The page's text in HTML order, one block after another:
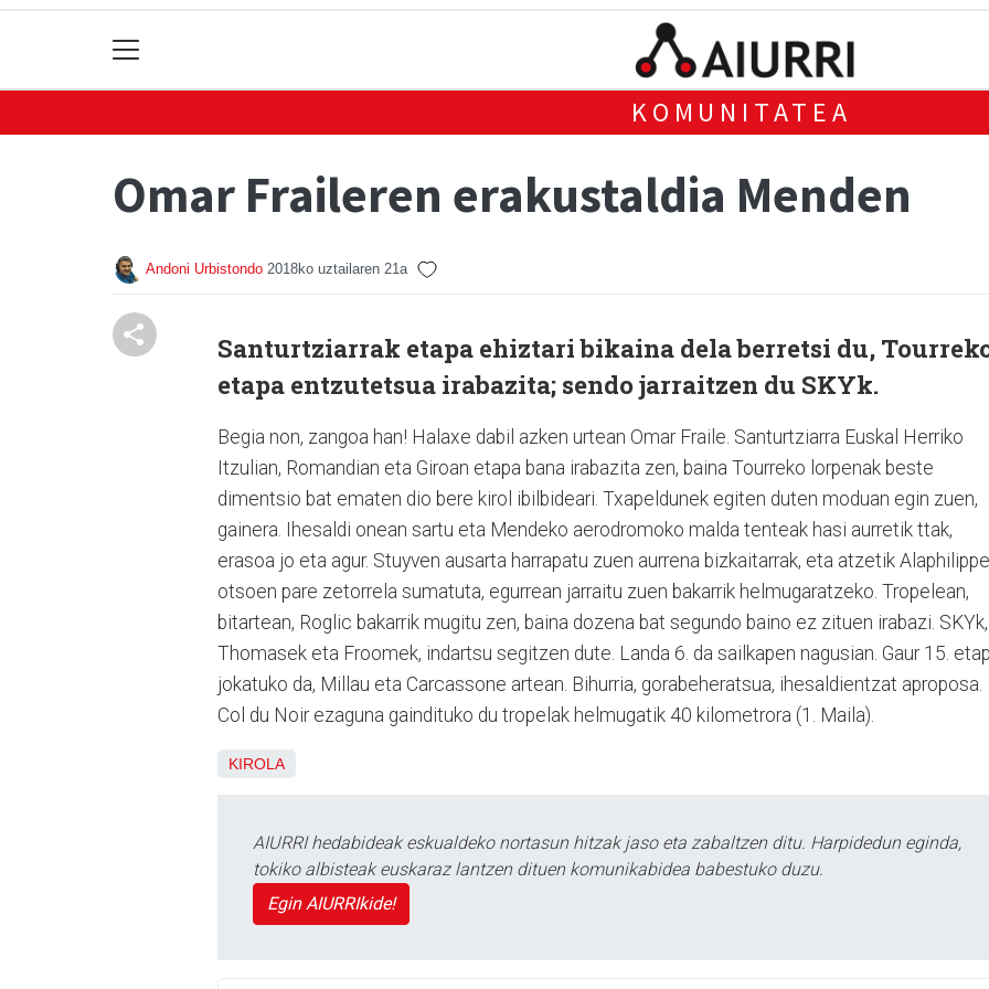
KOMUNITATEA
Omar Fraileren erakustaldia Menden
Andoni Urbistondo 2018ko uztailaren 21a
Santurtziarrak etapa ehiztari bikaina dela berretsi du,
etapa entzutetsua irabazita; sendo jarraitzen du SKYk.
Begia non, zangoa han! Halaxe dabil azken urtean Omar Fraile. Santurtziarra Euskal Herriko
Itzulian, Romandian eta Giroan etapa bana irabazita zen, baina Tourreko lorpenak beste
dimentsio bat ematen dio bere kirol ibilbideari. Txapeldunek egiten duten moduan egin zuen,
gainera. Ihesaldi onean sartu eta Mendeko aerodromoko malda tenteak hasi aurretik ttak,
erasoa jo eta agur. Stuyven ausarta harrapatu zuen aurrena bizkaitarrak, eta atzetik Alaphilippe
otsoen pare zetorrela sumatuta, egurrean jarraitu zuen bakarrik helmugaratzeko. Tropelean,
bitartean, Roglic bakarrik mugitu zen, baina dozena bat segundo baino ez zituen irabazi. SKYk,
Thomasek eta Froomek, indartsu segitzen dute. Landa 6. da sailkapen nagusian. Gaur 15.
jokatuko da, Millau eta Carcassone artean. Bihurria, gorabeheratsua, ihesaldientzat aproposa.
Col du Noir ezaguna gaindituko du tropelak helmugatik 40 kilometrora (1. Maila).
KIROLA
AIURRI hedabideak eskualdeko nortasun hitzak jaso eta zabaltzen ditu. Harpidedun eginda,
tokiko albisteak euskaraz lantzen dituen komunikabidea babestuko duzu.
Egin AIURRIkide!